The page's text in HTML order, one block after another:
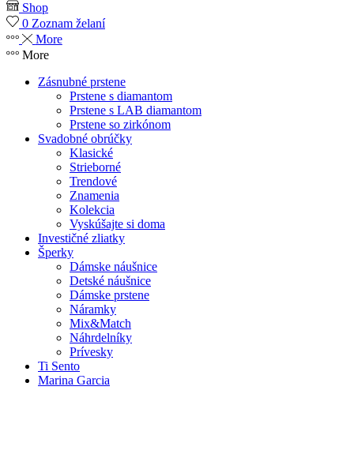
Shop
0 Zoznam želaní
More
More
Zásnubné prstene
Prstene s diamantom
Prstene s LAB diamantom
Prstene so zirkónom
Svadobné obrúčky
Klasické
Strieborné
Trendové
Znamenia
Kolekcia
Vyskúšajte si doma
Investičné zliatky
Šperky
Dámske náušnice
Detské náušnice
Dámske prstene
Náramky
Mix&Match
Náhrdelníky
Prívesky
Ti Sento
Marina Garcia